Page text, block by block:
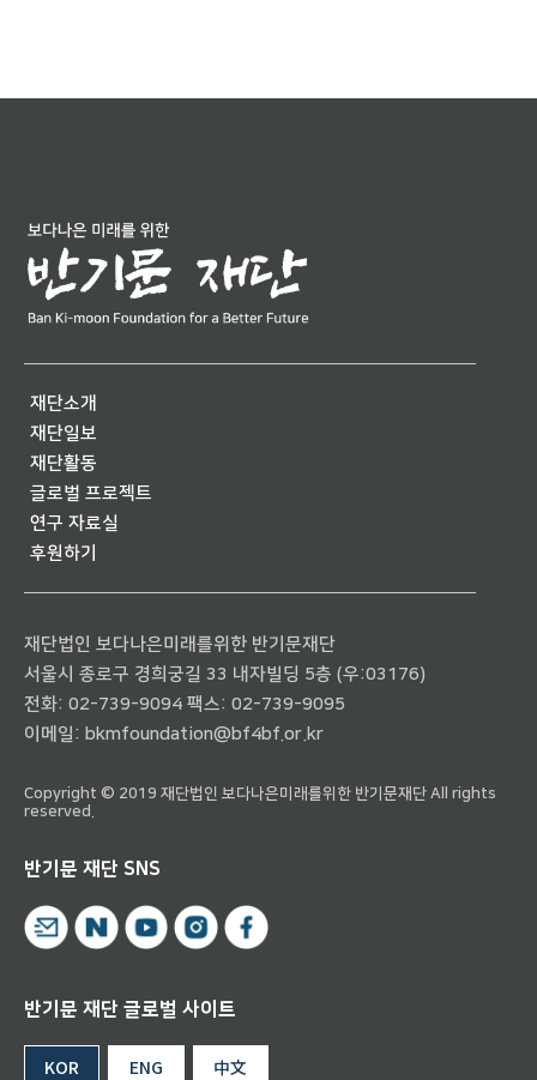
재단소개
재단일보
재단활동
글로벌 프로젝트
연구 자료실
후원하기
재단법인 보다나은미래를위한 반기문재단
서울시 종로구 경희궁길 33 내자빌딩 5층 (우:03176)
전화: 02-739-9094 팩스: 02-739-9095
이메일: bkmfoundation@bf4bf.or.kr
Copyright © 2019 재단법인 보다나은미래를위한 반기문재단 All rights
reserved.
반기문 재단 SNS
반기문 재단 글로벌 사이트
KOR ENG 中文